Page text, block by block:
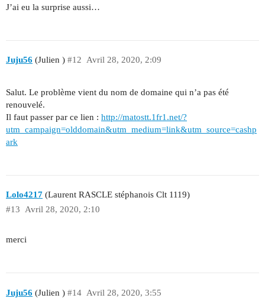
J’ai eu la surprise aussi…
Juju56 (Julien ) Avril 28, 2020, 2:09
#12
Salut. Le problème vient du nom de domaine qui n’a pas été
renouvelé.
Il faut passer par ce lien : http://matostt.1fr1.net/?
utm_campaign=olddomain&utm_medium=link&utm_source=cashp
ark
Lolo4217 (Laurent RASCLE stéphanois Clt 1119)
Avril 28, 2020, 2:10
#13
merci
Juju56 (Julien ) Avril 28, 2020, 3:55
#14